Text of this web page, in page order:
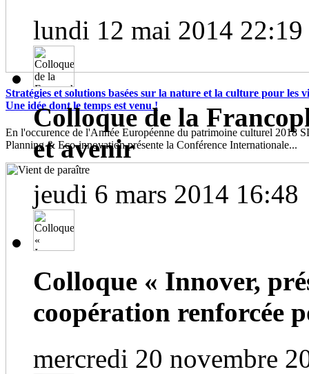
Stratégies et solutions basées sur la nature et la culture pour les
Une idée dont le temps est venu !
En l'occurence de l'Année Européenne du patrimoine culturel 2018
Planning & Eco-innovation présente la Conférence Internationale...
lundi 12 mai 2014 22:19
Colloque de la
et avenir
jeudi 6 mars 2014 16:48
Colloque « Innover,
coopération renforcée
mercredi 20 novembre